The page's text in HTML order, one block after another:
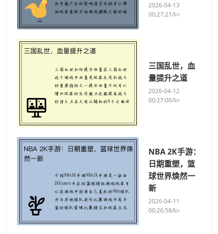
2026-04-13
00:27:21/li>
三国乱世，血
量提升之道
2026-04-12
00:27:00/li>
NBA 2K手游：
日期重塑，篮
球世界焕然一
新
2026-04-11
00:26:58/li>